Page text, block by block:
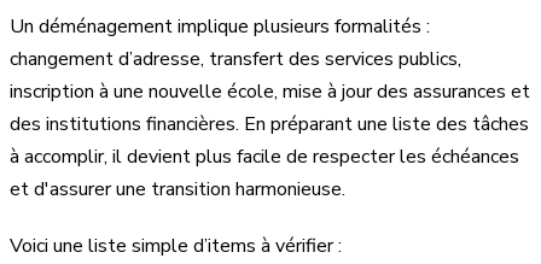
Un déménagement implique plusieurs formalités :
changement d’adresse, transfert des services publics,
inscription à une nouvelle école, mise à jour des assurances et
des institutions financières. En préparant une liste des tâches
à accomplir, il devient plus facile de respecter les échéances
et d'assurer une transition harmonieuse.
Voici une liste simple d’items à vérifier :